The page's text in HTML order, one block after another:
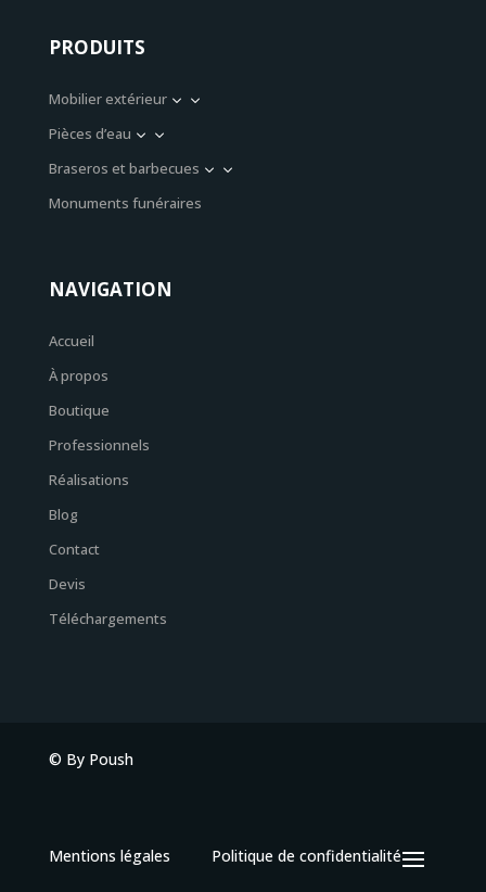
PRODUITS
Mobilier extérieur 3
Pièces d’eau 3
Braseros et barbecues 3
Monuments funéraires
NAVIGATION
Accueil
À propos
Boutique
Professionnels
Réalisations
Blog
Contact
Devis
Téléchargements
© By Poush
Mentions légales Politique de confidentialité